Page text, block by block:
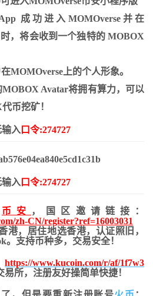
成功进入MOMOverse并在
，将会收到一个独特的 MOBOX
MOMOverse上的个人形象。
Avatar将拥有算力，可以
币挖矿！
入 口令:274727
入 口令:274727
币安
，国区邀请链接：
zh-CN/register?ref=16003031
港，居住地选香港，认证照旧，
。支持币种多，交易安全！
https://www.kucoin.com/r/af/1f7w3
所，注册友好操简单快捷！